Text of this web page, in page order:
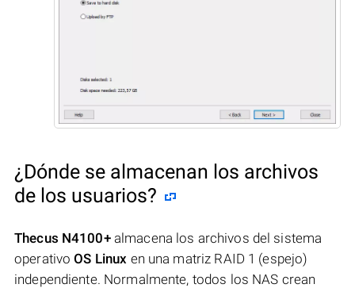
¿Dónde se almacenan los archivos
de los usuarios?
Thecus N4100+almacena los archivos del sistema
operativoOS Linux en una matriz RAID 1 (espejo)
independiente. Normalmente, todos los NAS crean